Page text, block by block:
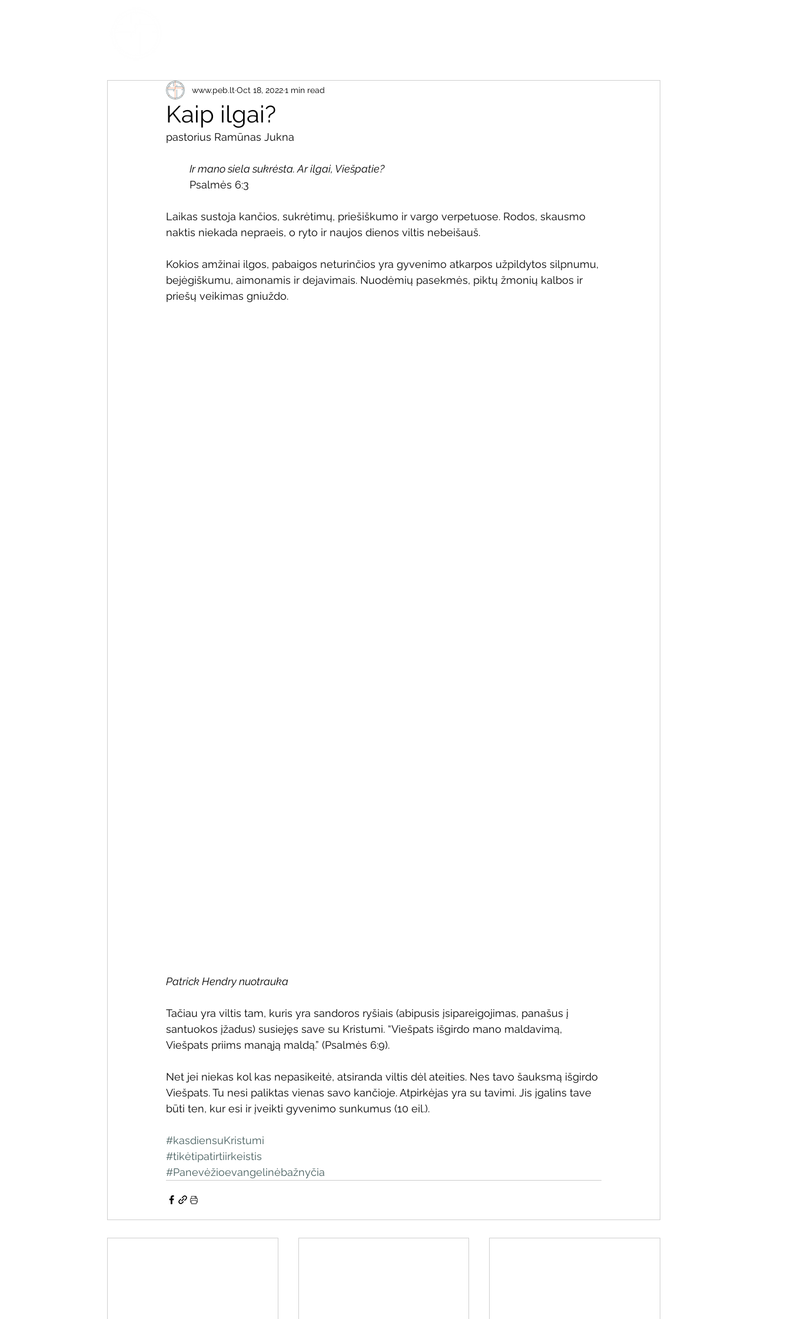
Kaip ilgai?
www.peb.lt Oct 18, 20221 min read
pastorius Ramūnas Jukna
Ir mano siela sukrėsta. Ar ilgai, Viešpatie?
Psalmės 6:3
Laikas sustoja kančios, sukrėtimų, priešiškumo ir vargo verpetuose. Rodos, skausmo
naktis niekada nepraeis, o ryto ir naujos dienos viltis nebeišauš.
Kokios amžinai ilgos, pabaigos neturinčios yra gyvenimo atkarpos užpildytos silpnumu,
bejėgiškumu, aimonamis ir dejavimais. Nuodėmių pasekmės, piktų žmonių kalbos ir
priešų veikimas gniuždo.
Patrick Hendry nuotrauka
Tačiau yra viltis tam, kuris yra sandoros ryšiais (abipusis įsipareigojimas, panašus į
santuokos įžadus) susiejęs save su Kristumi. “Viešpats išgirdo mano maldavimą,
Viešpats priims manąją maldą.” (Psalmės 6:9).
Net jei niekas kol kas nepasikeitė, atsiranda viltis dėl ateities. Nes tavo šauksmą išgirdo
Viešpats. Tu nesi paliktas vienas savo kančioje. Atpirkėjas yra su tavimi. Jis įgalins tave
būti ten, kur esi ir įveikti gyvenimo sunkumus (10 eil.).
#kasdiensuKristumi
#tikėtipatirtiirkeistis
#Panevėžioevangelinėbažnyčia